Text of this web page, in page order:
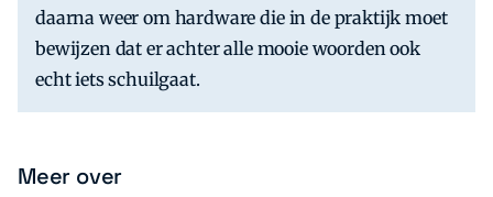
daarna weer om hardware die in de praktijk moet
bewijzen dat er achter alle mooie woorden ook
echt iets schuilgaat.
Meer over